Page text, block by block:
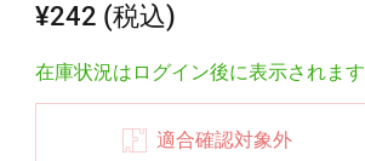
¥242 (税込)
在庫状況はログイン後に表示されます
適合確認対象外